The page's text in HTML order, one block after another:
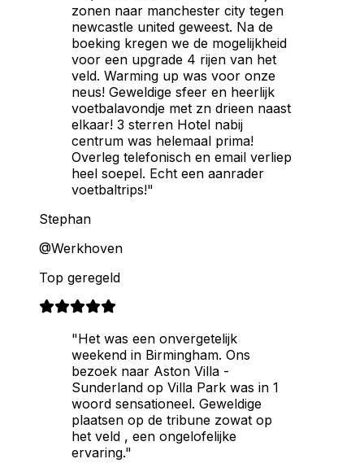
zonen naar manchester city tegen
newcastle united geweest. Na de
boeking kregen we de mogelijkheid
voor een upgrade 4 rijen van het
veld. Warming up was voor onze
neus! Geweldige sfeer en heerlijk
voetbalavondje met zn drieen naast
elkaar! 3 sterren Hotel nabij
centrum was helemaal prima!
Overleg telefonisch en email verliep
heel soepel. Echt een aanrader
voetbaltrips!"
Stephan
@Werkhoven
Top geregeld
"Het was een onvergetelijk
weekend in Birmingham. Ons
bezoek naar Aston Villa -
Sunderland op Villa Park was in 1
woord sensationeel. Geweldige
plaatsen op de tribune zowat op
het veld , een ongelofelijke
ervaring."